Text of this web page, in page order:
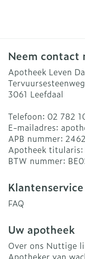
Neem contact
Apotheek Leven
3061 Leefdaal
Telefoon: 02 782
E-mailadres:
APB nummer:
Apotheek titularis:
BTW nummer:
Klantenservice
FAQ
Uw apotheek
Over ons Nuttige
Apotheker van